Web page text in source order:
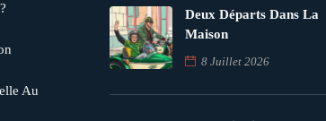
Au
Deux Départs Dans La
Maison
8 Juillet 2026